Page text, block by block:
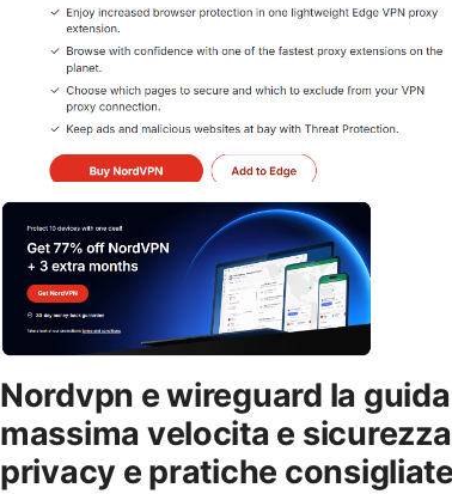
Nordvpn e wireguard la
massima velocita e
privacy e pratiche consigliate